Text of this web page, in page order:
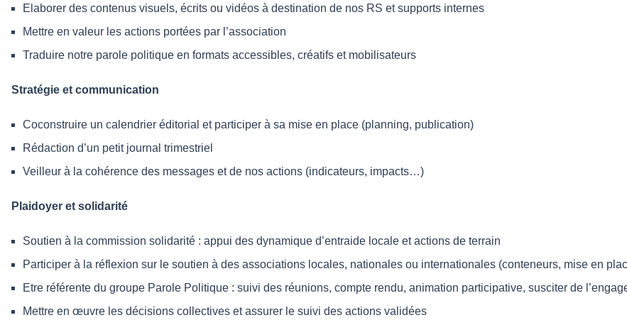
Elaborer des contenus visuels, écrits ou vidéos à destination de nos RS et supports internes
Mettre en valeur les actions portées par l’association
Traduire notre parole politique en formats accessibles, créatifs et mobilisateurs
Stratégie et communication
Coconstruire un calendrier éditorial et participer à sa mise en place (planning, publication)
Rédaction d’un petit journal trimestriel
Veilleur à la cohérence des messages et de nos actions (indicateurs, impacts…)
Plaidoyer et solidarité
Soutien à la commission solidarité : appui des dynamique d’entraide locale et actions de terrain
Participer à la réflexion sur le soutien à des associations locales, nationales ou internationales (conteneurs, mise en
Etre référente du groupe Parole Politique : suivi des réunions, compte rendu, animation participative, susciter de
Mettre en œuvre les décisions collectives et assurer le suivi des actions validées